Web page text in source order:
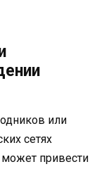
или
сетях
может привести